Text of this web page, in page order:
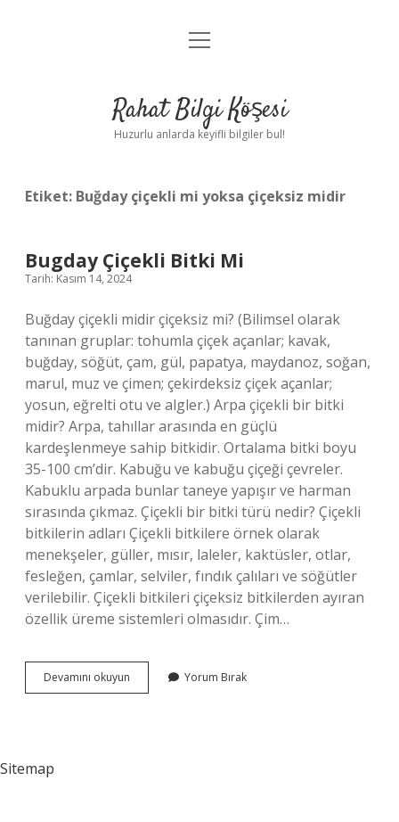
Anasayfa
Yasal Uyarı
menüyü
Rahat Bilgi Köşesi
Huzurlu anlarda keyifli bilgiler bul!
Etiket: Buğday çiçekli mi yoksa çiçeksiz midir
Bugday Çiçekli Bitki Mi
Tarih: Kasım 14, 2024
Buğday çiçekli midir çiçeksiz mi? (Bilimsel olarak
tanınan gruplar: tohumla çiçek açanlar; kavak,
buğday, söğüt, çam, gül, papatya, maydanoz, soğan,
marul, muz ve çimen; çekirdeksiz çiçek açanlar;
yosun, eğrelti otu ve algler.) Arpa çiçekli bir bitki
midir? Arpa, tahıllar arasında en güçlü
kardeşlenmeye sahip bitkidir. Ortalama bitki boyu
35-100 cm’dir. Kabuğu ve kabuğu çiçeği çevreler.
Kabuklu arpada bunlar taneye yapışır ve harman
sırasında çıkmaz. Çiçekli bir bitki türü nedir? Çiçekli
bitkilerin adları Çiçekli bitkilere örnek olarak
menekşeler, güller, mısır, laleler, kaktüsler, otlar,
fesleğen, çamlar, selviler, fındık çalıları ve söğütler
verilebilir. Çiçekli bitkileri çiçeksiz bitkilerden ayıran
özellik üreme sistemleri olmasıdır. Çim…
Devamını okuyun
Çiçekli
Yorum Bırak
Sitemap